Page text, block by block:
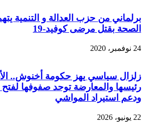
برلماني من حزب العدالة و التنمية
الصحة بقتل مرضى كوفيد-19
24 نوفمبر، 2020
زلزال سياسي يهز حكومة أخنوش..
رئيسها والمعارضة توحد صفوفها
ودعم استيراد المواشي
22 يونيو، 2026